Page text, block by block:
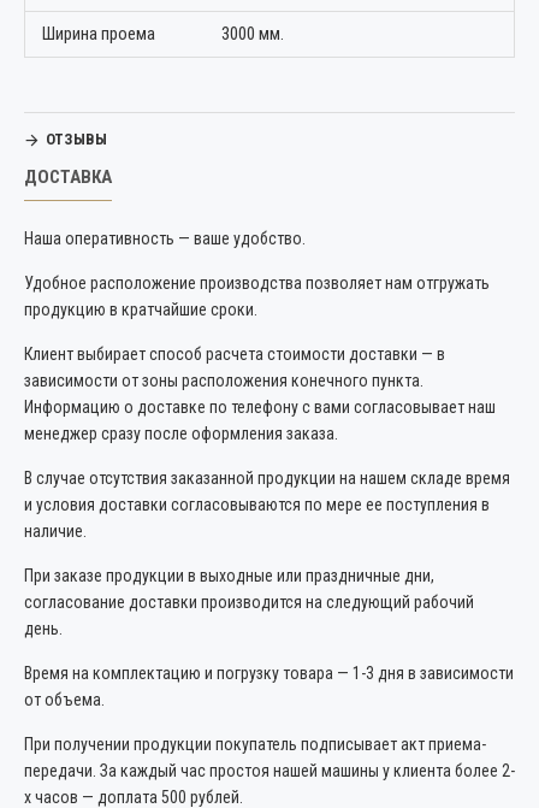
Ширина проема 3000 мм.
ОТЗЫВЫ
ДОСТАВКА
Наша оперативность — ваше удобство.
Удобное расположение производства позволяет нам отгружать
продукцию в кратчайшие сроки.
Клиент выбирает способ расчета стоимости доставки — в
зависимости от зоны расположения конечного пункта.
Информацию о доставке по телефону с вами согласовывает наш
менеджер сразу после оформления заказа.
В случае отсутствия заказанной продукции на нашем складе время
и условия доставки согласовываются по мере ее поступления в
наличие.
При заказе продукции в выходные или праздничные дни,
согласование доставки производится на следующий рабочий
день.
Время на комплектацию и погрузку товара — 1-3 дня в зависимости
от объема.
При получении продукции покупатель подписывает акт приема-
передачи. За каждый час простоя нашей машины у клиента более 2-
х часов — доплата 500 рублей.